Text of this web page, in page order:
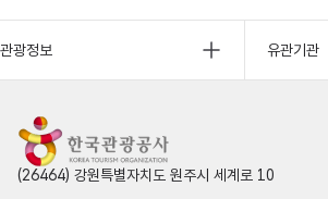
관광정보 유관기관
(26464) 강원특별자치도 원주시 세계로 10